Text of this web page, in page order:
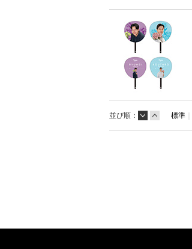
並び順： 標準 ｜